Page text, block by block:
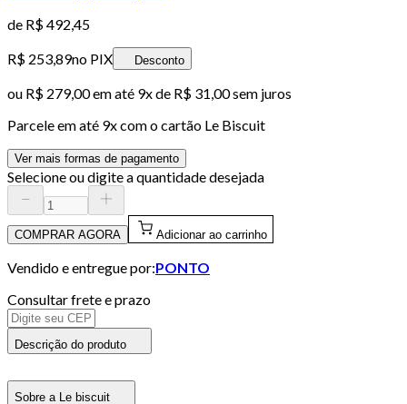
de R$ 492,45
R$ 253,89no PIX Desconto
ou R$ 279,00em até 9x de R$ 31,00 sem juros
Parcele em até 9x com o cartão Le Biscuit
Ver mais formas de pagamento
Selecione ou digite a quantidade desejada
COMPRAR AGORA Adicionar ao carrinho
Vendido e entregue por:PONTO
Consultar frete e prazo
Descrição do produto
Sobre a Le biscuit